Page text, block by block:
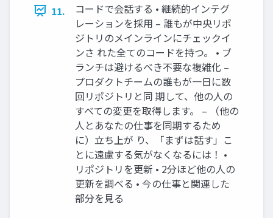
11.
コードで会話する • 継続的インテグ
レーションを採用 – 誰もが中央リポ
ジトリのメインラインにチェックイ
ンさ れた全てのコードを持つ。 • ブ
ランチは避けるべき不要な複雑化 –
プロダクトチームの誰もが一日に数
回リポジトリと同 期して、他の人の
すべての変更を取得します。 – （他の
人とあなたの仕事を同期するため
に）立ち上が り、「まずは話す」こ
とに遠慮する気がなくなるには！ •
リポジトリを更新 • 2分ほど他の人の
更新を調べる • 今の仕事と関連した
部分を見る